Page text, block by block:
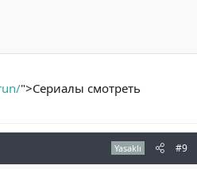
">Сериалы смотреть
Yasaklı #9